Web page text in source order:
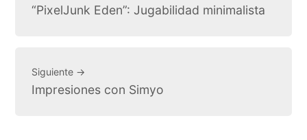
“PixelJunk Eden”: Jugabilidad minimalista
Siguiente →
Impresiones con Simyo